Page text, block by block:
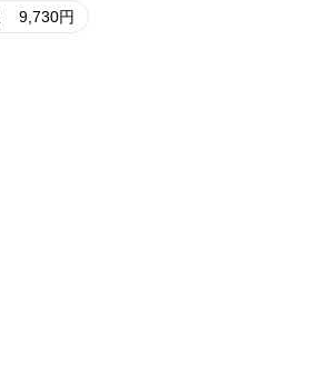
9,730円